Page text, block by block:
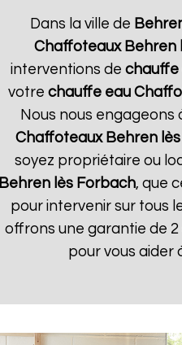
Dans la ville de
Chaffoteaux Behren
interventions de chauffe
votre chauffe eau
Nous nous engageons
Chaffoteaux Behren
soyez propriétaire ou
Behren lès Forbach, que
pour intervenir sur tous
offrons une garantie de
pour vous aider